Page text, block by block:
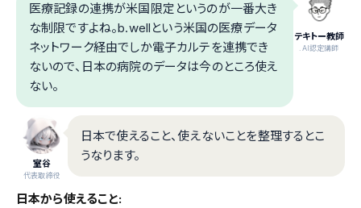
テキトー教師
.AI認定講師
医療記録の連携が米国限定というのが一番大き
な制限ですよね。b.wellという米国の医療データ
ネットワーク経由でしか電子カルテを連携でき
ないので、日本の病院のデータは今のところ使え
ない。
室谷
代表取締役
日本で使えること、使えないことを整理するとこ
うなります。
日本から使えること: